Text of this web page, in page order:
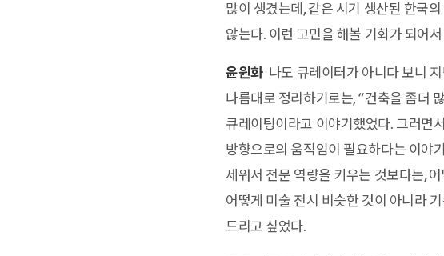
많이 생겼는데, 같은 시기 생산된 한국
않는다. 이런 고민을 해볼 기회가 되어
윤원화나도 큐레이터가 아니다 보니 지
나름대로 정리하기로는, “건축을 좀더
큐레이팅이라고 이야기했었다. 그러면
방향으로의 움직임이 필요하다는 이야
세워서 전문 역량을 키우는 것보다는,
어떻게 미술 전시 비슷한 것이 아니라
드리고 싶었다.